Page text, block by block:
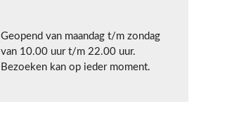
Geopend van maandag t/m zondag
van 10.00 uur t/m 22.00 uur.
Bezoeken kan op ieder moment.